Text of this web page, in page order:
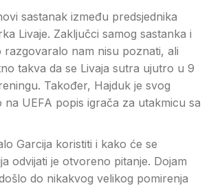
sastanak između predsjednika
Livaje. Zaključci samog sastanka i
nam nisu poznati, ali
takva da se Livaja sutra ujutro u 9
Također, Hajduk je svog
na UEFA popis igrača za utakmicu sa
Garcija koristiti i kako će se
odvijati je otvoreno pitanje. Dojam
do nikakvog velikog pomirenja